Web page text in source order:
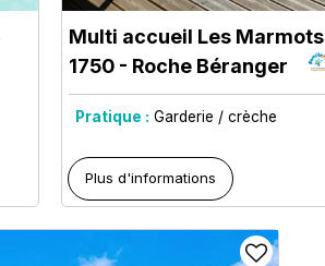
Multi accueil Les Marmots
1750 - Roche Béranger
Pratique : Garderie / crèche
Plus d'informations